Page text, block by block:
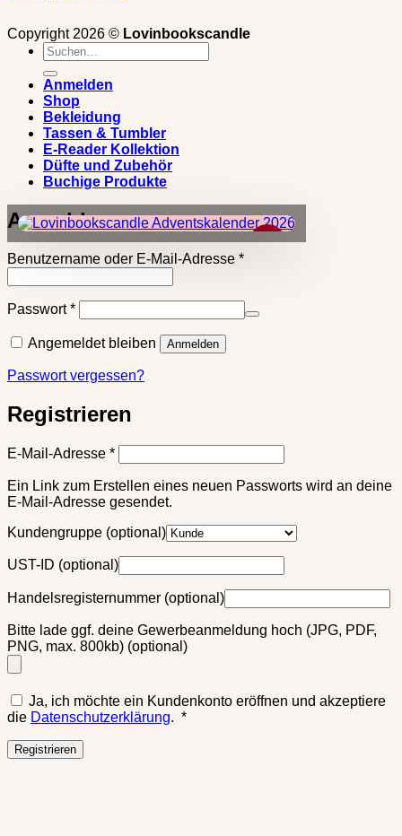
Copyright 2026 © Lovinbookscandle
Suchen
nach:
Anmelden
Shop
Bekleidung
Tassen & Tumbler
E-Reader Kollektion
Düfte und Zubehör
Buchige Produkte
×
Anmelden
Benutzername oder E-Mail-Adresse *Erforderlich
Passwort*Erforderlich
Angemeldet bleiben Anmelden
Passwort vergessen?
Registrieren
E-Mail-Adresse *Erforderlich
Ein Link zum Erstellen eines neuen Passworts wird an deine
E-Mail-Adresse gesendet.
Kundengruppe (optional)
UST-ID (optional)
Handelsregisternummer (optional)
Bitte lade ggf. deine Gewerbeanmeldung hoch (JPG, PDF,
PNG, max. 800kb) (optional)
Ja, ich möchte ein Kundenkonto eröffnen und akzeptiere
die Datenschutzerklärung. *Erforderlich
Registrieren